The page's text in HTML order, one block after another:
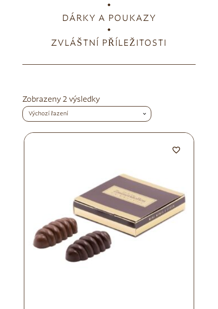
DÁRKY A POUKAZY
ZVLÁŠTNÍ PŘÍLEŽITOSTI
Zobrazeny 2 výsledky